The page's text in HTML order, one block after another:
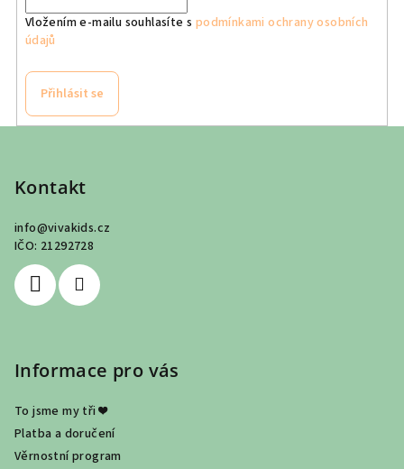
Vložením e-mailu souhlasíte s podmínkami ochrany osobních
údajů
Přihlásit se
Kontakt
info@vivakids.cz
IČO: 21292728
Informace pro vás
To jsme my tři ❤
Platba a doručení
Věrnostní program